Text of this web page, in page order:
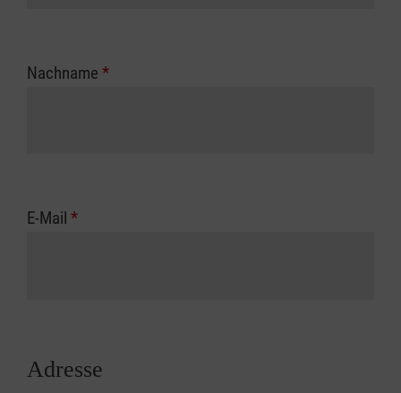
Nachname *
E-Mail *
Adresse